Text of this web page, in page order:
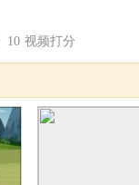
10 视频打分